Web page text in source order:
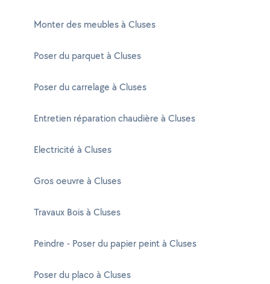
Monter des meubles à Cluses
Poser du parquet à Cluses
Poser du carrelage à Cluses
Entretien réparation chaudière à Cluses
Electricité à Cluses
Gros oeuvre à Cluses
Travaux Bois à Cluses
Peindre - Poser du papier peint à Cluses
Poser du placo à Cluses